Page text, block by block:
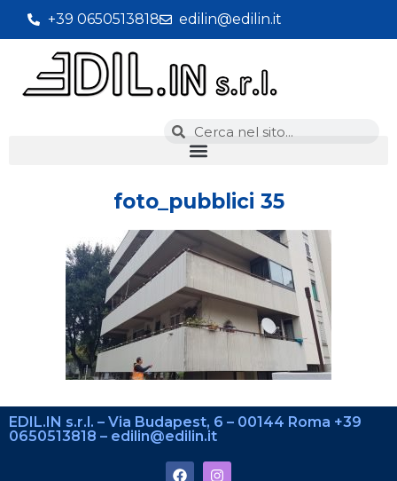
+39 0650513818 edilin@edilin.it
foto_pubblici 35
EDIL.IN s.r.l. – Via Budapest, 6 – 00144 Roma +39
0650513818 – edilin@edilin.it